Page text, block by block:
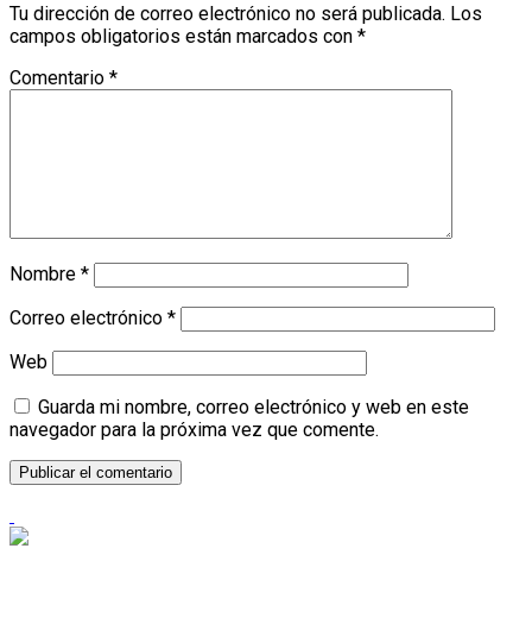
Tu dirección de correo electrónico no será publicada. Los
campos obligatorios están marcados con *
Comentario *
Nombre *
Correo electrónico *
Web
Guarda mi nombre, correo electrónico y web en este
navegador para la próxima vez que comente.